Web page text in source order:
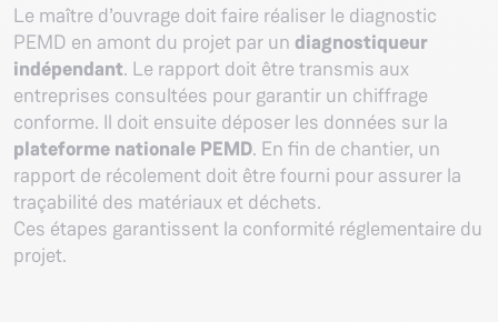
Le maître d’ouvrage doit faire réaliser le diagnostic
PEMD en amont du projet par un diagnostiqueur
indépendant. Le rapport doit être transmis aux
entreprises consultées pour garantir un chiffrage
conforme. Il doit ensuite déposer les données sur la
plateforme nationale PEMD. En fin de chantier, un
rapport de récolement doit être fourni pour assurer la
traçabilité des matériaux et déchets.
Ces étapes garantissent la conformité réglementaire du
projet.